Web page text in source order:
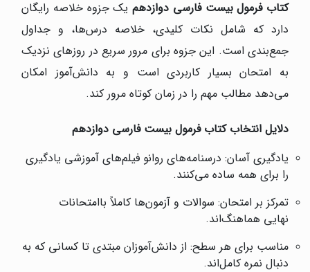
کتاب فرمول بیست فارسی دوازدهم یک جزوه خلاصه رایگان
دارد که شامل نکات کلیدی، خلاصه درس‌ها، و جداول
جمع‌بندی است. این جزوه برای مرور سریع در روزهای نزدیک
به امتحان بسیار کاربردی است و به دانش‌آموز امکان
می‌دهد مطالب مهم را در زمان کوتاه مرور کند.
دلایل انتخاب کتاب فرمول بیست فارسی دوازدهم
یادگیری آسان: درسنامه‌های روانو فیلم‌های آموزشی یادگیری
را برای همه ساده می‌کنند.
تمرکز بر امتحان: سوالات و آزمون‌ها کاملاً باامتحانات
نهایی هماهنگ‌اند.
مناسب برای هر سطح: از دانش‌آموزان مبتدی تا کسانی که به
دنبال نمره کامل‌اند.